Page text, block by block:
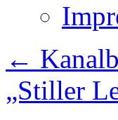
←
„Stiller